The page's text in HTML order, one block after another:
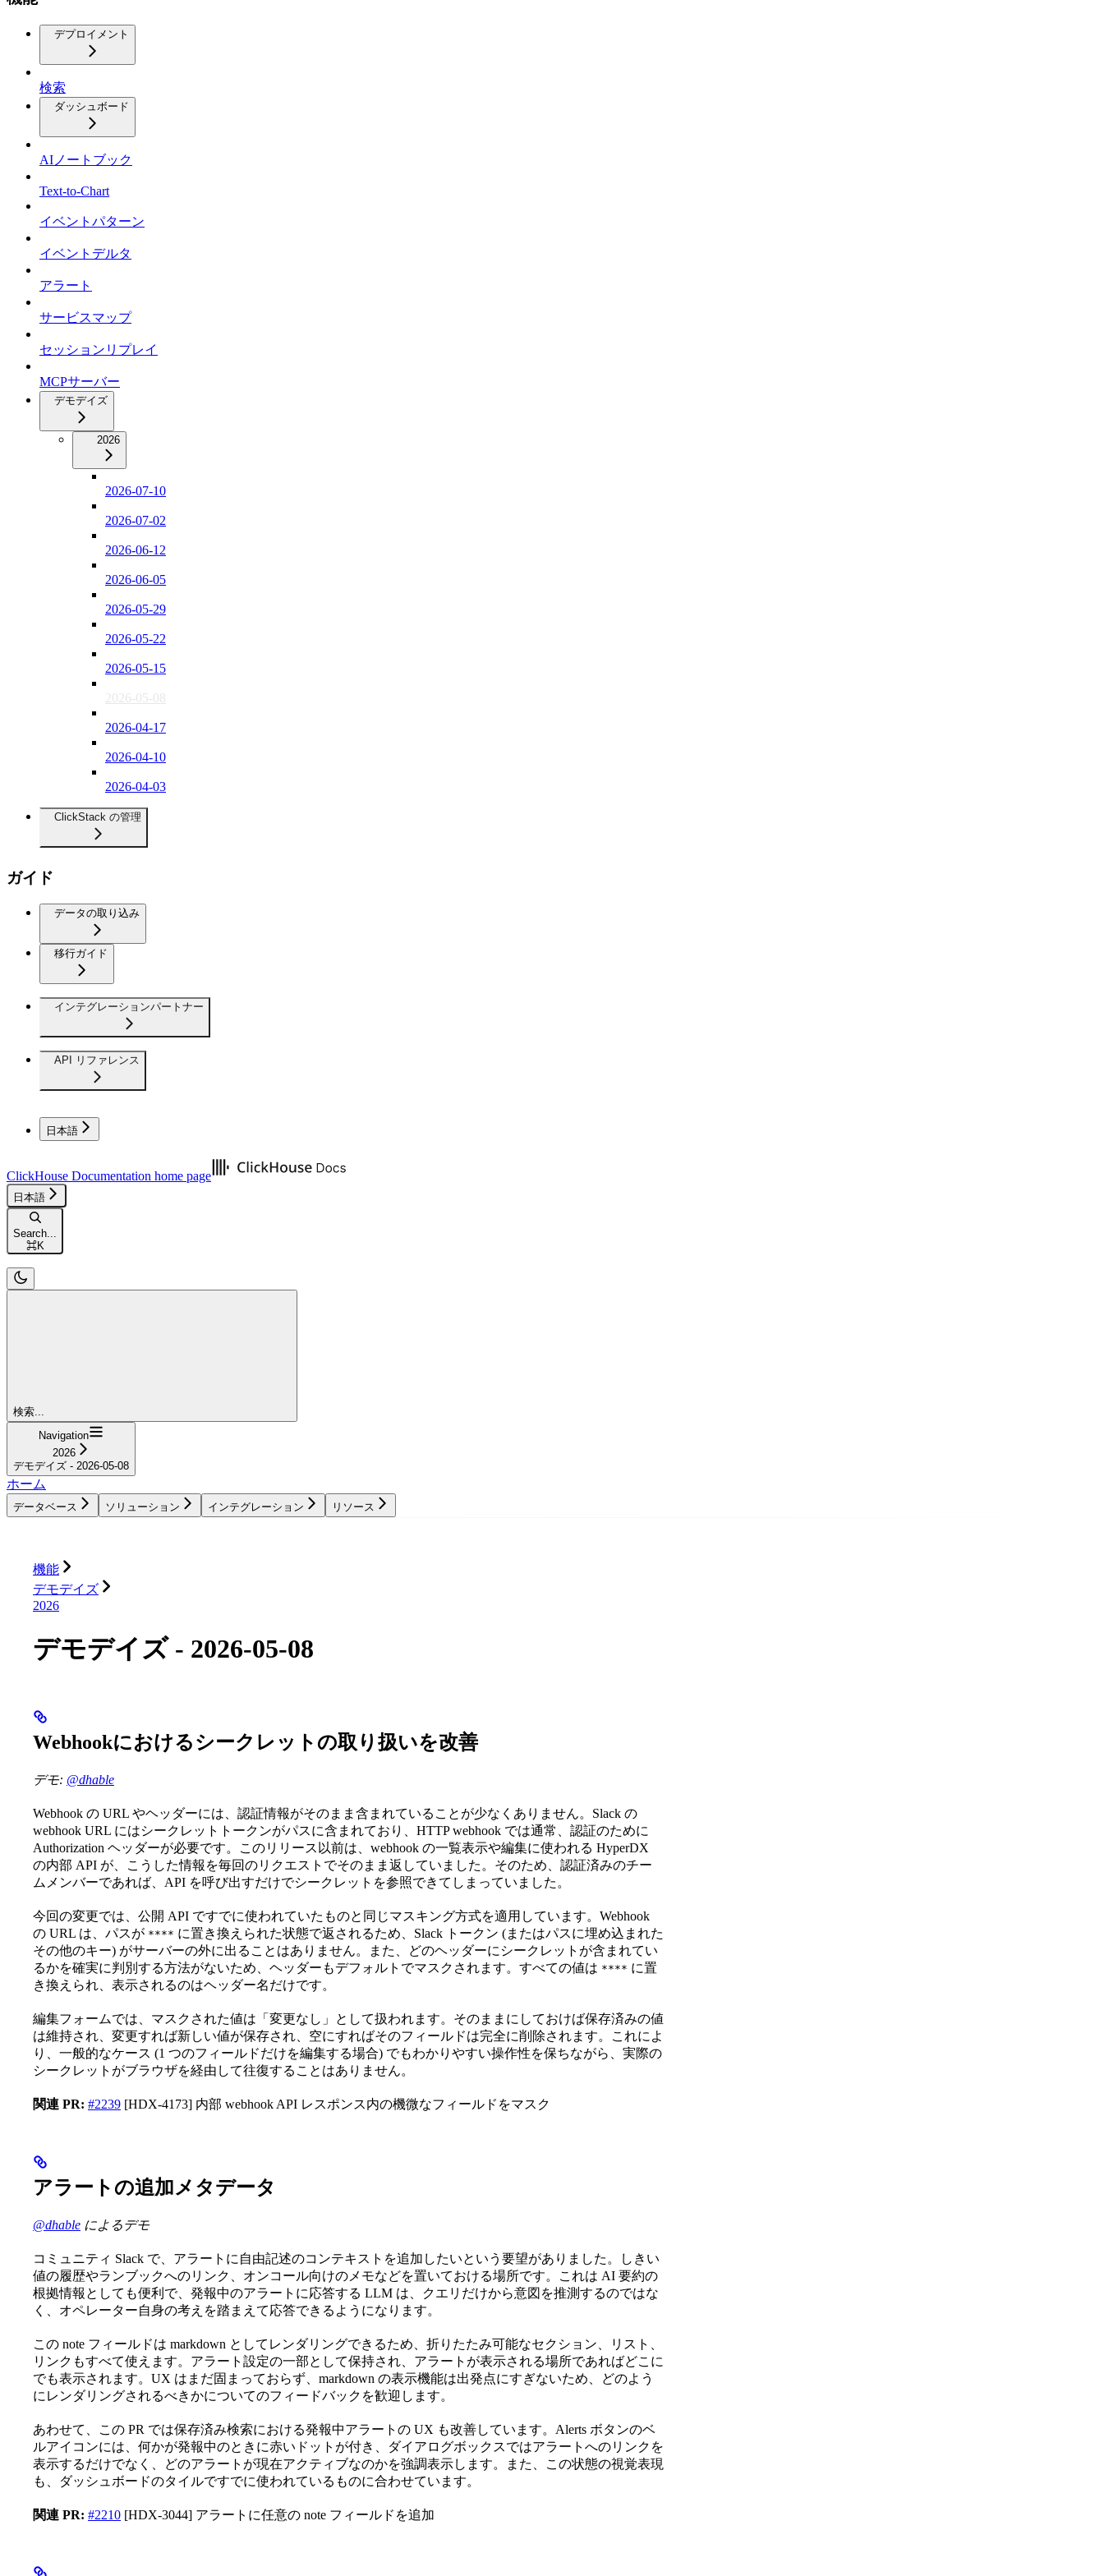
デプロイメント
検索
ダッシュボード
AIノートブック
Text-to-Chart
イベントパターン
イベントデルタ
アラート
サービスマップ
セッションリプレイ
MCPサーバー
デモデイズ
2026
2026-07-10
2026-07-02
2026-06-12
2026-06-05
2026-05-29
2026-05-22
2026-05-15
2026-05-08
2026-04-17
2026-04-10
2026-04-03
ClickStack の管理
ガイド
データの取り込み
移行ガイド
インテグレーションパートナー
API リファレンス
日本語
ClickHouse Documentation home page
日本語
Search...
⌘K
検索...
Navigation
2026
デモデイズ - 2026-05-08
ホーム
データベース ソリューション インテグレーション リソース
機能
デモデイズ
2026
デモデイズ - 2026-05-08
Webhookにおけるシークレットの取り扱いを改善
デモ: @dhable
Webhook の URL やヘッダーには、認証情報がそのまま含まれていることが少なくありません。Slack の
webhook URL にはシークレットトークンがパスに含まれており、HTTP webhook では通常、認証のために
Authorization ヘッダーが必要です。このリリース以前は、webhook の一覧表示や編集に使われる HyperDX
の内部 API が、こうした情報を毎回のリクエストでそのまま返していました。そのため、認証済みのチー
ムメンバーであれば、API を呼び出すだけでシークレットを参照できてしまっていました。
今回の変更では、公開 API ですでに使われていたものと同じマスキング方式を適用しています。Webhook
の URL は、パスが **** に置き換えられた状態で返されるため、Slack トークン (またはパスに埋め込まれた
その他のキー) がサーバーの外に出ることはありません。また、どのヘッダーにシークレットが含まれてい
るかを確実に判別する方法がないため、ヘッダーもデフォルトでマスクされます。すべての値は **** に置
き換えられ、表示されるのはヘッダー名だけです。
編集フォームでは、マスクされた値は「変更なし」として扱われます。そのままにしておけば保存済みの値
は維持され、変更すれば新しい値が保存され、空にすればそのフィールドは完全に削除されます。これによ
り、一般的なケース (1 つのフィールドだけを編集する場合) でもわかりやすい操作性を保ちながら、実際の
シークレットがブラウザを経由して往復することはありません。
関連 PR: #2239 [HDX-4173] 内部 webhook API レスポンス内の機微なフィールドをマスク
アラートの追加メタデータ
@dhable によるデモ
コミュニティ Slack で、アラートに自由記述のコンテキストを追加したいという要望がありました。しきい
値の履歴やランブックへのリンク、オンコール向けのメモなどを置いておける場所です。これは AI 要約の
根拠情報としても便利で、発報中のアラートに応答する LLM は、クエリだけから意図を推測するのではな
く、オペレーター自身の考えを踏まえて応答できるようになります。
この note フィールドは markdown としてレンダリングできるため、折りたたみ可能なセクション、リスト、
リンクもすべて使えます。アラート設定の一部として保持され、アラートが表示される場所であればどこに
でも表示されます。UX はまだ固まっておらず、markdown の表示機能は出発点にすぎないため、どのよう
にレンダリングされるべきかについてのフィードバックを歓迎します。
あわせて、この PR では保存済み検索における発報中アラートの UX も改善しています。Alerts ボタンのベ
ルアイコンには、何かが発報中のときに赤いドットが付き、ダイアログボックスではアラートへのリンクを
表示するだけでなく、どのアラートが現在アクティブなのかを強調表示します。また、この状態の視覚表現
も、ダッシュボードのタイルですでに使われているものに合わせています。
関連 PR: #2210 [HDX-3044] アラートに任意の note フィールドを追加